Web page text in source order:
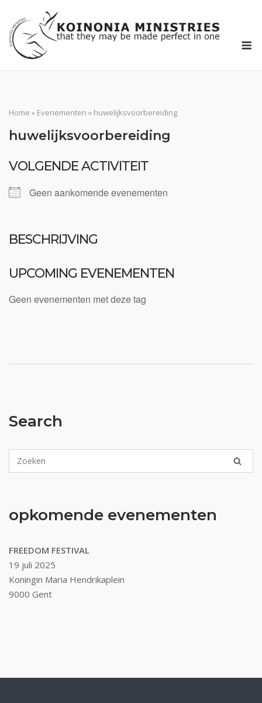
naar
de
inhoud
Home » Evenementen » huwelijksvoorbereiding
huwelijksvoorbereiding
VOLGENDE ACTIVITEIT
Geen aankomende evenementen
BESCHRIJVING
UPCOMING EVENEMENTEN
Geen evenementen met deze tag
Search
opkomende evenementen
FREEDOM FESTIVAL
19 juli 2025
Koningin Maria Hendrikaplein
9000 Gent